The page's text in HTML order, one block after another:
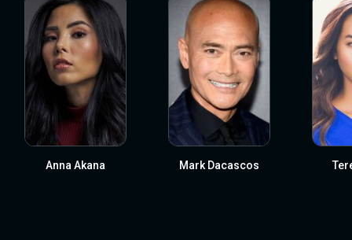
Anna Akana Mark Dacascos